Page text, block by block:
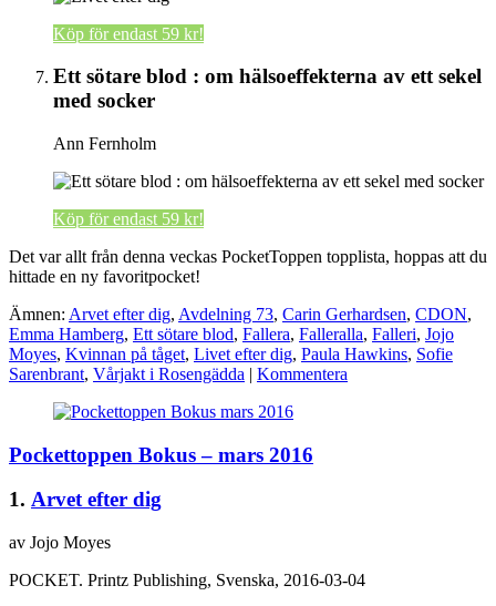
Köp för endast 59 kr!
Ett sötare blod : om hälsoeffekterna av ett sekel
med socker
Ann Fernholm
Köp för endast 59 kr!
Det var allt från denna veckas PocketToppen topplista, hoppas att du
hittade en ny favoritpocket!
Ämnen: Arvet efter dig, Avdelning 73, Carin Gerhardsen, CDON,
Emma Hamberg, Ett sötare blod, Fallera, Falleralla, Falleri, Jojo
Moyes, Kvinnan på tåget, Livet efter dig, Paula Hawkins, Sofie
Sarenbrant, Vårjakt i Rosengädda | Kommentera
Pockettoppen Bokus – mars 2016
1. Arvet efter dig
av Jojo Moyes
POCKET. Printz Publishing, Svenska, 2016-03-04